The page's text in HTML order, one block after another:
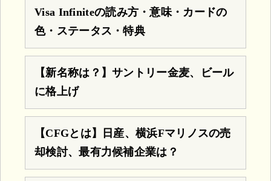
Visa Infiniteの読み方・意味・カードの
色・ステータス・特典
【新名称は？】サントリー金麦、ビール
に格上げ
【CFGとは】日産、横浜Fマリノスの売
却検討、最有力候補企業は？